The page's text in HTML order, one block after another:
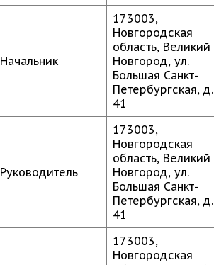
Начальник
173003,
Новгородская
область, Великий
Новгород, ул.
Большая Санкт-
Петербургская, д.
41
Руководитель
173003,
Новгородская
область, Великий
Новгород, ул.
Большая Санкт-
Петербургская, д.
41
173003,
Новгородская